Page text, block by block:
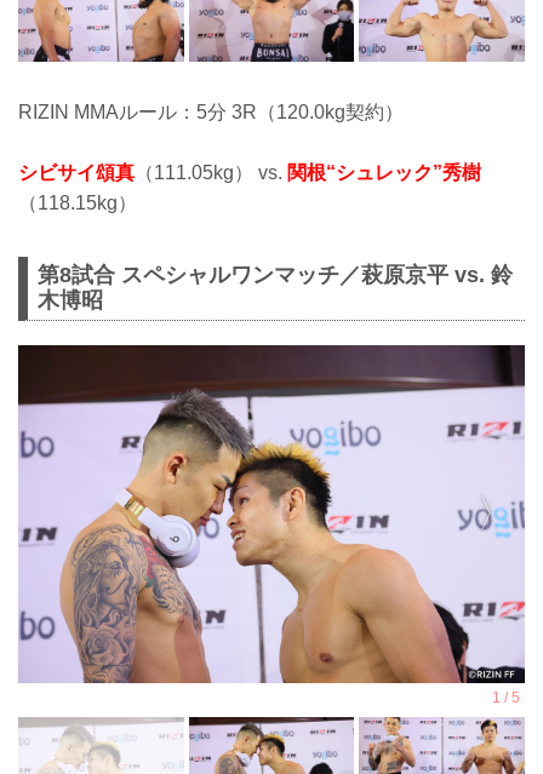
RIZIN MMAルール：5分 3R（120.0kg契約）
シビサイ頌真 （111.05kg） vs. 関根“シュレック”秀樹
（118.15kg）
第8試合 スペシャルワンマッチ／萩原京平 vs. 鈴
木博昭